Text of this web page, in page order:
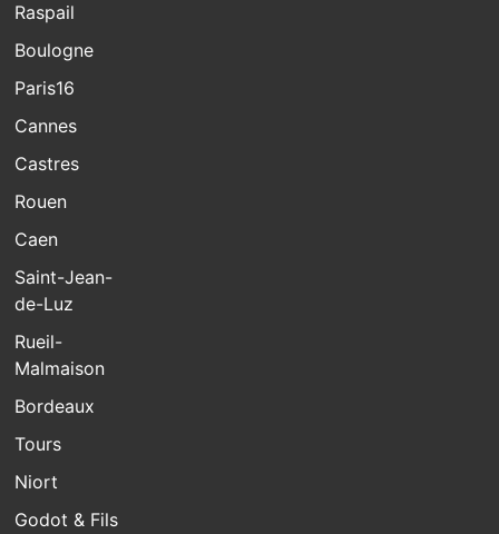
Raspail
Boulogne
Paris16
Cannes
Castres
Rouen
Caen
Saint-Jean-
de-Luz
Rueil-
Malmaison
Bordeaux
Tours
Niort
Godot & Fils